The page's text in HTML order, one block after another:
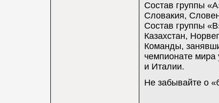
Состав группы
Словакия,
Состав группы
Казахстан,
Команды,
чемпионате мира
и Италии.
Не забывайте о